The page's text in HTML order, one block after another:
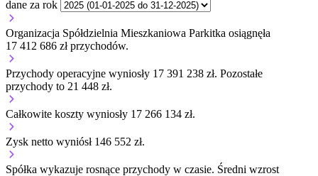
dane za rok
Organizacja Spółdzielnia Mieszkaniowa Parkitka osiągnęła
17 412 686 zł przychodów.
Przychody operacyjne wyniosły 17 391 238 zł. Pozostałe
przychody to 21 448 zł.
Całkowite koszty wyniosły 17 266 134 zł.
Zysk netto wyniósł 146 552 zł.
Spółka wykazuje rosnące przychody w czasie. Średni wzrost